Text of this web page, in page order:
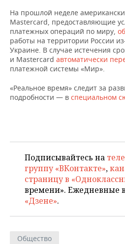
ХОККЕЙ С МЯЧОМ
ПРОИСШЕСТВИЯ
На прошлой неделе
Mastercard, предоставляющие
платежных операций по миру,
работы на территории России
Украине. В случае истечения
и Mastercard автоматически
платежной системы «Мир».
«Реальное время» следит за
подробности — в специальном
Подписывайтесь на
группу «ВКонтакте»,
страницу в
времени». Ежедневные
«Дзене».
Общество